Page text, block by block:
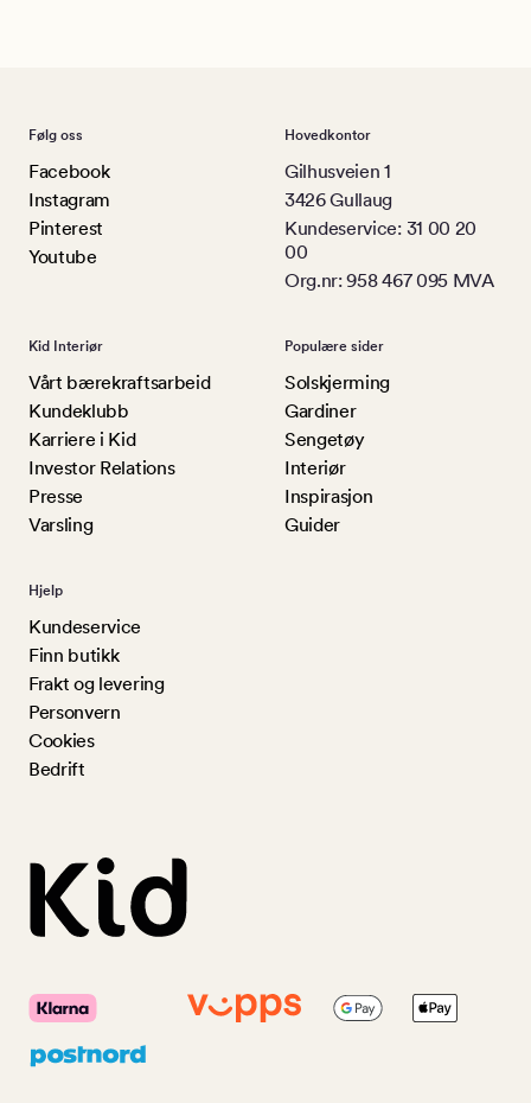
Følg oss
Facebook
Instagram
Pinterest
Youtube
Hovedkontor
Gilhusveien 1
3426 Gullaug
Kundeservice: 31 00 20
00
Org.nr: 958 467 095 MVA
Kid Interiør
Vårt bærekraftsarbeid
Kundeklubb
Karriere i Kid
Investor Relations
Presse
Varsling
Populære sider
Solskjerming
Gardiner
Sengetøy
Interiør
Inspirasjon
Guider
Hjelp
Kundeservice
Finn butikk
Frakt og levering
Personvern
Cookies
Bedrift